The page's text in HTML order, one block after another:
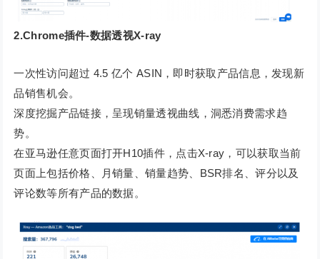
2.Chrome插件-数据透视X-ray
一次性访问超过 4.5 亿个 ASIN，即时获取产品信息，发现新
品销售机会。
深度挖掘产品链接，呈现销量透视曲线，洞悉消费需求趋
势。
在亚马逊任意页面打开H10插件，点击X-ray，可以获取当前
页面上包括价格、月销量、销量趋势、BSR排名、评分以及
评论数等所有产品的数据。